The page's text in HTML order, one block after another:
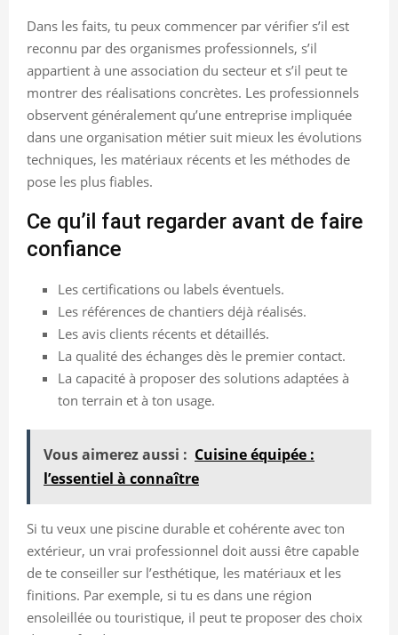
Dans les faits, tu peux commencer par vérifier s’il est
reconnu par des organismes professionnels, s’il
appartient à une association du secteur et s’il peut te
montrer des réalisations concrètes. Les professionnels
observent généralement qu’une entreprise impliquée
dans une organisation métier suit mieux les évolutions
techniques, les matériaux récents et les méthodes de
pose les plus fiables.
Ce qu’il faut regarder avant de faire
confiance
Les certifications ou labels éventuels.
Les références de chantiers déjà réalisés.
Les avis clients récents et détaillés.
La qualité des échanges dès le premier contact.
La capacité à proposer des solutions adaptées à
ton terrain et à ton usage.
Vous aimerez aussi : Cuisine équipée :
l’essentiel à connaître
Si tu veux une piscine durable et cohérente avec ton
extérieur, un vrai professionnel doit aussi être capable
de te conseiller sur l’esthétique, les matériaux et les
finitions. Par exemple, si tu es dans une région
ensoleillée ou touristique, il peut te proposer des choix